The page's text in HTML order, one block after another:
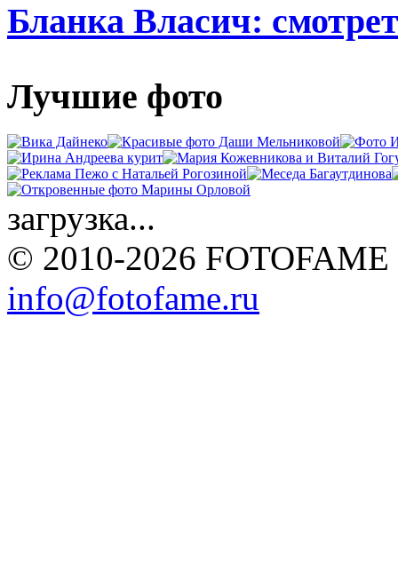
Бланка Власич:
Лучшие фото
загрузка...
© 2010-2026 FOTOFAME
info@fotofame.ru